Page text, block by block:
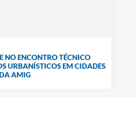
NO ENCONTRO TÉCNICO
URBANÍSTICOS EM CIDADES
AMIG